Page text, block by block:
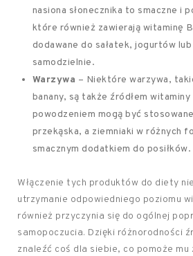
nasiona słonecznika to smaczne i
które również zawierają witaminę
dodawane do sałatek, jogurtów
samodzielnie.
Warzywa – Niektóre warzywa,
banany, są także źródłem witaminy
powodzeniem mogą być
przekąska, a ziemniaki w różnych
smacznym dodatkiem do posiłków.
Włączenie tych produktów do diety
utrzymanie odpowiedniego poziomu
również przyczynia się do ogólnej
samopoczucia. Dzięki różnorodności
znaleźć coś dla siebie, co pomoże mu